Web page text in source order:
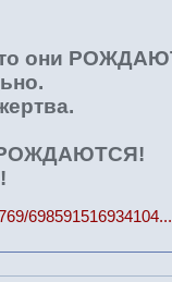
они
698591516934104...